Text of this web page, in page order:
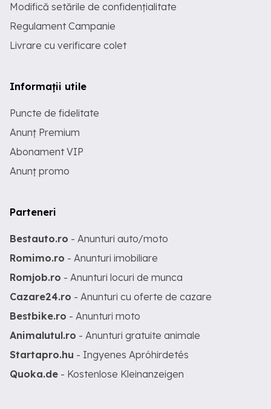
Modifică setările de confidențialitate
Regulament Campanie
Livrare cu verificare colet
Informații utile
Puncte de fidelitate
Anunț Premium
Abonament VIP
Anunț promo
Parteneri
Bestauto.ro - Anunturi auto/moto
Romimo.ro - Anunturi imobiliare
Romjob.ro - Anunturi locuri de munca
Cazare24.ro - Anunturi cu oferte de cazare
Bestbike.ro - Anunturi moto
Animalutul.ro - Anunturi gratuite animale
Startapro.hu - Ingyenes Apróhirdetés
Quoka.de - Kostenlose Kleinanzeigen